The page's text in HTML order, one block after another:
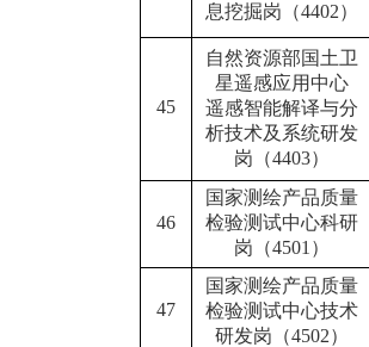
息挖掘岗（4402）
45
自然资源部国土卫
星遥感应用中心
遥感智能解译与分
析技术及系统研发
岗（4403）
46
国家测绘产品质量
检验测试中心科研
岗（4501）
47
国家测绘产品质量
检验测试中心技术
研发岗（4502）